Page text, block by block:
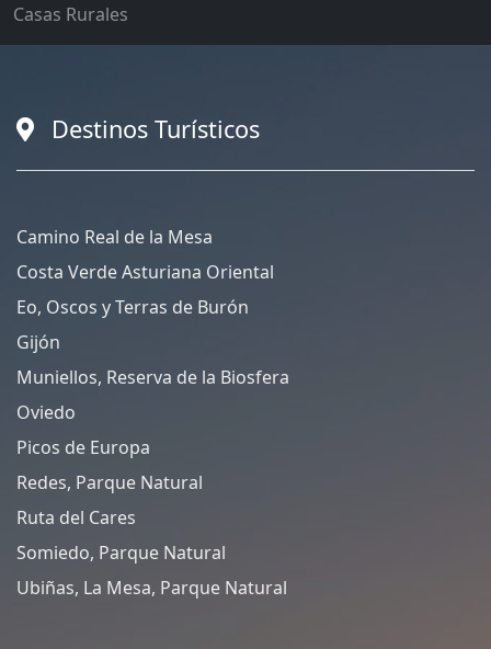
Casas Rurales
Destinos Turísticos
Camino Real de la Mesa
Costa Verde Asturiana Oriental
Eo, Oscos y Terras de Burón
Gijón
Muniellos, Reserva de la Biosfera
Oviedo
Picos de Europa
Redes, Parque Natural
Ruta del Cares
Somiedo, Parque Natural
Ubiñas, La Mesa, Parque Natural